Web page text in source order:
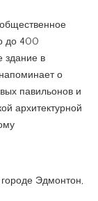
до 400
здание в
о
павильонов и
архитектурной